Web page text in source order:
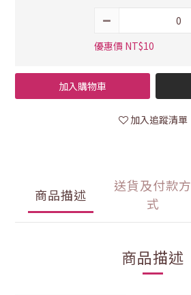
優惠價 NT$10
加入購物車
加入追蹤清單
商品描述
送貨及付款方
式
商品描述